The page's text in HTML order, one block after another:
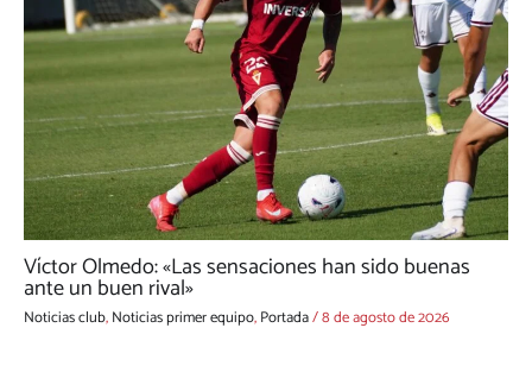
Víctor Olmedo: «Las sensaciones han sido buenas
ante un buen rival»
Noticias club,Noticias primer equipo,Portada/8 de agosto de 2026